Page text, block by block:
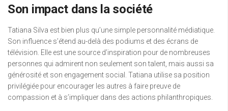
Son impact dans la société
Tatiana Silva est bien plus qu’une simple personnalité médiatique.
Son influence s’étend au-delà des podiums et des écrans de
télévision. Elle est une source d’inspiration pour de nombreuses
personnes qui admirent non seulement son talent, mais aussi sa
générosité et son engagement social. Tatiana utilise sa position
privilégiée pour encourager les autres à faire preuve de
compassion et à s’impliquer dans des actions philanthropiques.